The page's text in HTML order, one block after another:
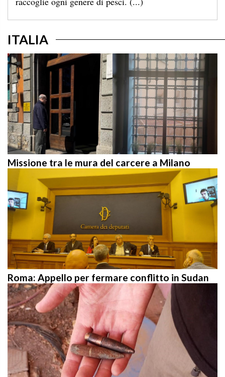
Missione tra le mura del carcere a Milano
Roma: Appello per fermare conflitto in Sudan